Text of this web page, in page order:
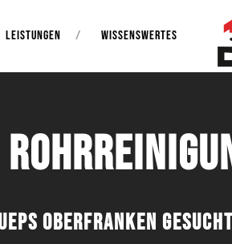
LEISTUNGEN WISSENSWERTES
Oberfranken